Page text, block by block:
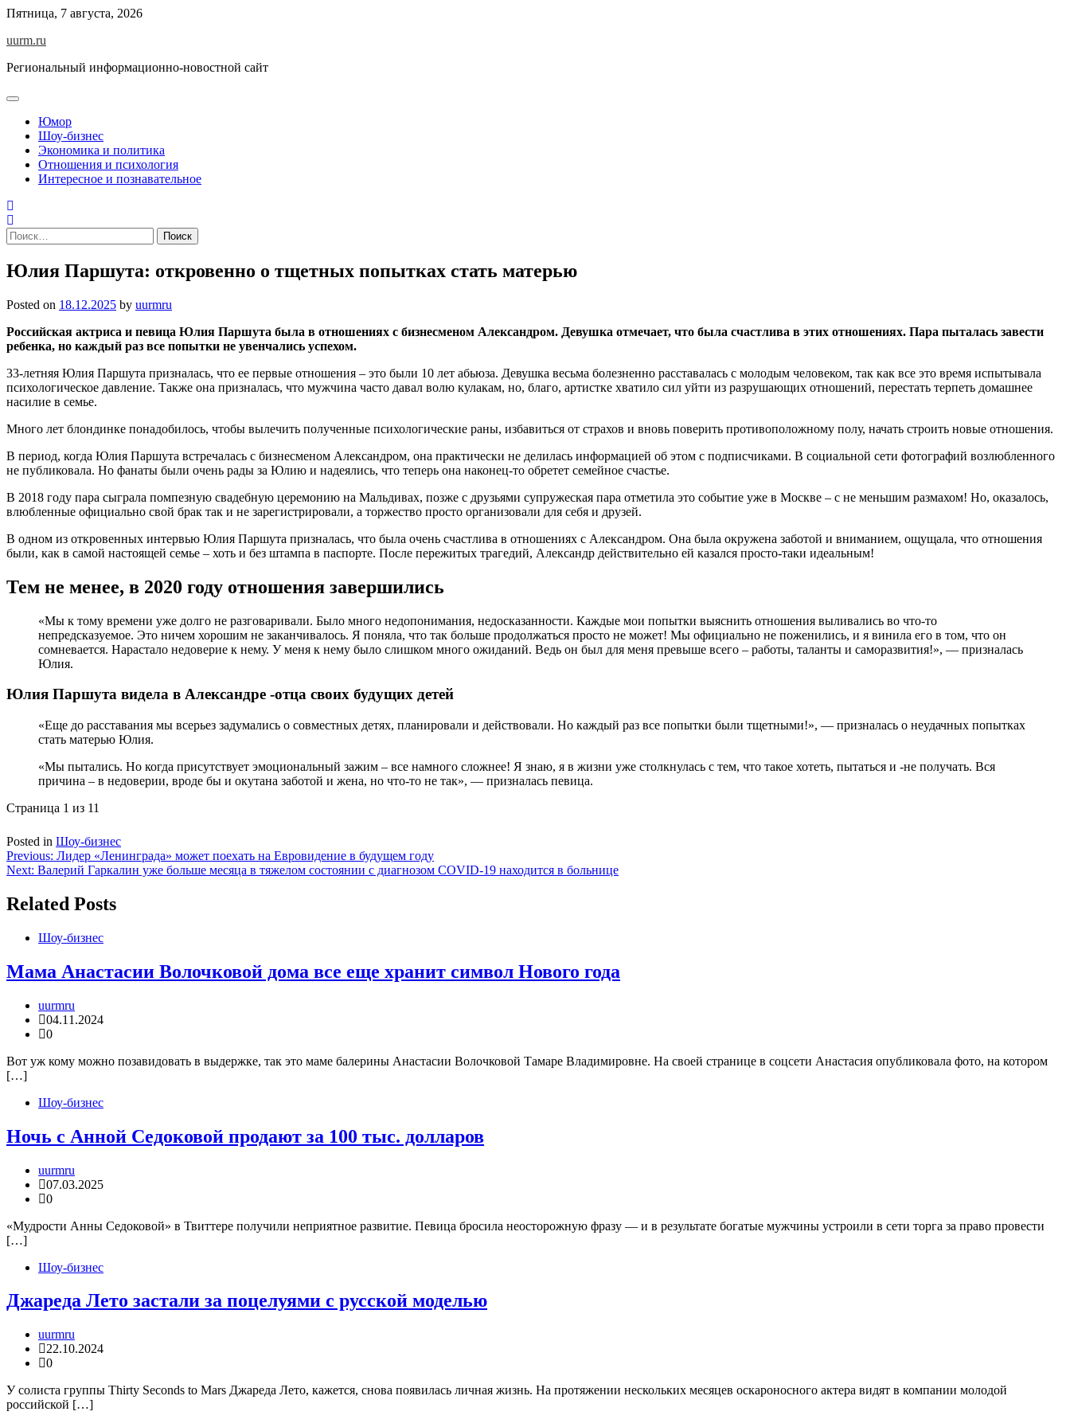
Skip
content
Пятница, 7 августа, 2026
uurm.ru
Региональный информационно-новостной сайт
Юмор
Шоу-бизнес
Экономика и политика
Отношения и психология
Интересное и познавательное
Найти:
Юлия Паршута: откровенно о тщетных попытках стать матерью
Posted on 18.12.2025 by uurmru
Российская актриса и певица Юлия Паршута была в отношениях с бизнесменом Александром. Девушка отмечает, что была счастлива в этих отношениях. Пара пыталась завести
ребенка, но каждый раз все попытки не увенчались успехом.
33-летняя Юлия Паршута призналась, что ее первые отношения – это были 10 лет абьюза. Девушка весьма болезненно расставалась с молодым человеком, так как все это время испытывала
психологическое давление. Также она призналась, что мужчина часто давал волю кулакам, но, благо, артистке хватило сил уйти из разрушающих отношений, перестать терпеть домашнее
насилие в семье.
Много лет блондинке понадобилось, чтобы вылечить полученные психологические раны, избавиться от страхов и вновь поверить противоположному полу, начать строить новые отношения.
В период, когда Юлия Паршута встречалась с бизнесменом Александром, она практически не делилась информацией об этом с подписчиками. В социальной сети фотографий возлюбленного
не публиковала. Но фанаты были очень рады за Юлию и надеялись, что теперь она наконец-то обретет семейное счастье.
В 2018 году пара сыграла помпезную свадебную церемонию на Мальдивах, позже с друзьями супружеская пара отметила это событие уже в Москве – с не меньшим размахом! Но, оказалось,
влюбленные официально свой брак так и не зарегистрировали, а торжество просто организовали для себя и друзей.
В одном из откровенных интервью Юлия Паршута призналась, что была очень счастлива в отношениях с Александром. Она была окружена заботой и вниманием, ощущала, что отношения
были, как в самой настоящей семье – хоть и без штампа в паспорте. После пережитых трагедий, Александр действительно ей казался просто-таки идеальным!
Тем не менее, в 2020 году отношения завершились
«Мы к тому времени уже долго не разговаривали. Было много недопонимания, недосказанности. Каждые мои попытки выяснить отношения выливались во что-то
непредсказуемое. Это ничем хорошим не заканчивалось. Я поняла, что так больше продолжаться просто не может! Мы официально не поженились, и я винила его в том, что он
сомневается. Нарастало недоверие к нему. У меня к нему было слишком много ожиданий. Ведь он был для меня превыше всего – работы, таланты и саморазвития!», — призналась
Юлия.
Юлия Паршута видела в Александре -отца своих будущих детей
«Еще до расставания мы всерьез задумались о совместных детях, планировали и действовали. Но каждый раз все попытки были тщетными!», — призналась о неудачных попытках
стать матерью Юлия.
«Мы пытались. Но когда присутствует эмоциональный зажим – все намного сложнее! Я знаю, я в жизни уже столкнулась с тем, что такое хотеть, пытаться и -не получать. Вся
причина – в недоверии, вроде бы и окутана заботой и жена, но что-то не так», — призналась певица.
Страница 1 из 11
Posted in Шоу-бизнес
Навигация
по
записям
Previous: Лидер «Ленинграда» может поехать на Евровидение в будущем году
Next: Валерий Гаркалин уже больше месяца в тяжелом состоянии с диагнозом COVID-19 находится в больнице
Related Posts
Шоу-бизнес
Мама Анастасии Волочковой дома все еще хранит символ Нового года
uurmru
04.11.2024
0
Вот уж кому можно позавидовать в выдержке, так это маме балерины Анастасии Волочковой Тамаре Владимировне. На своей странице в соцсети Анастасия опубликовала фото, на котором
[…]
Шоу-бизнес
Ночь с Анной Седоковой продают за 100 тыс. долларов
uurmru
07.03.2025
0
«Мудрости Анны Седоковой» в Твиттере получили неприятное развитие. Певица бросила неосторожную фразу — и в результате богатые мужчины устроили в сети торга за право провести
[…]
Шоу-бизнес
Джареда Лето застали за поцелуями с русской моделью
uurmru
22.10.2024
0
У солиста группы Thirty Seconds to Mars Джареда Лето, кажется, снова появилась личная жизнь. На протяжении нескольких месяцев оскароносного актера видят в компании молодой
российской […]